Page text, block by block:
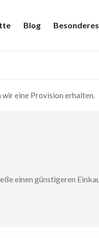
Blog Besonderes
wir eine Provision erhalten.
einen günstigeren